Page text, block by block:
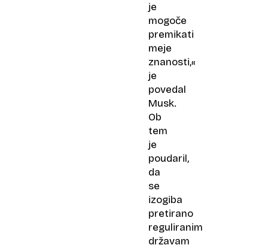
je
mogoče
premikati
meje
znanosti,«
je
povedal
Musk.
Ob
tem
je
poudaril,
da
se
izogiba
pretirano
reguliranim
državam